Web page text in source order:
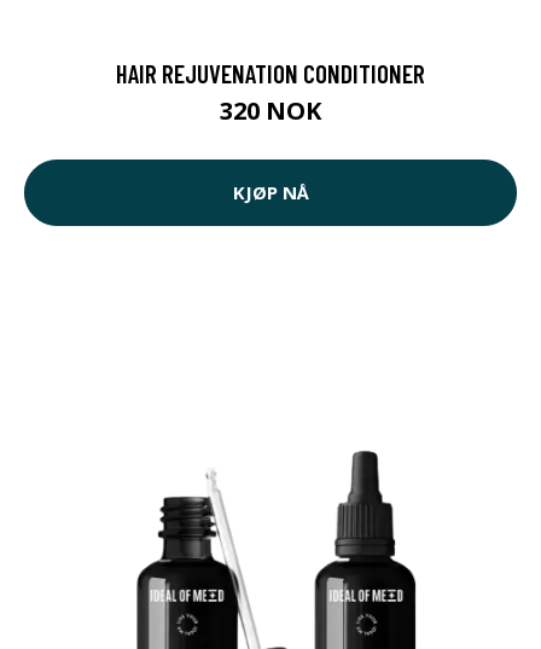
HAIR REJUVENATION CONDITIONER
320 NOK
KJØP NÅ